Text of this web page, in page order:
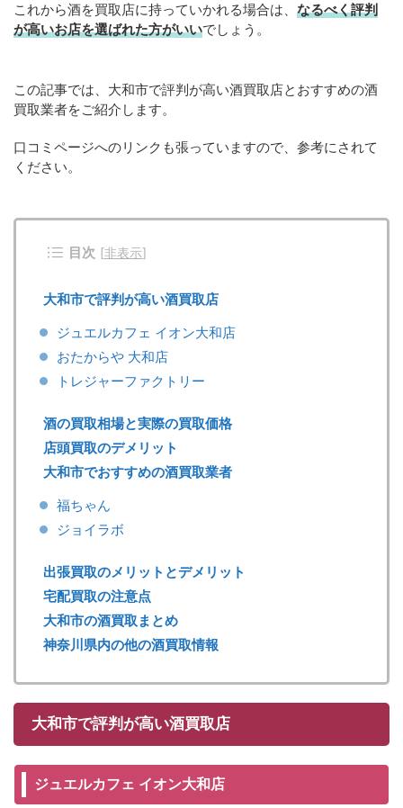
これから酒を買取店に持っていかれる場合は、 なるべく評判
が高いお店を選ばれた方がいいでしょう。
この記事では、大和市で評判が高い酒買取店とおすすめの酒
買取業者をご紹介します。
口コミページへのリンクも張っていますので、参考にされて
ください。
目次 [非表示]
大和市で評判が高い酒買取店
ジュエルカフェ イオン大和店
おたからや 大和店
トレジャーファクトリー
酒の買取相場と実際の買取価格
店頭買取のデメリット
大和市でおすすめの酒買取業者
福ちゃん
ジョイラボ
出張買取のメリットとデメリット
宅配買取の注意点
大和市の酒買取まとめ
神奈川県内の他の酒買取情報
大和市で評判が高い酒買取店
ジュエルカフェ イオン大和店